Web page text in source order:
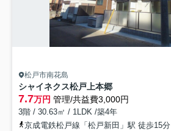
松戸市南花島
シャイネクス松戸上本郷
7.7万円 管理/共益費3,000円
3階 / 30.63㎡ / 1LDK /築4年
京成電鉄松戸線「松戸新田」駅 徒歩15分